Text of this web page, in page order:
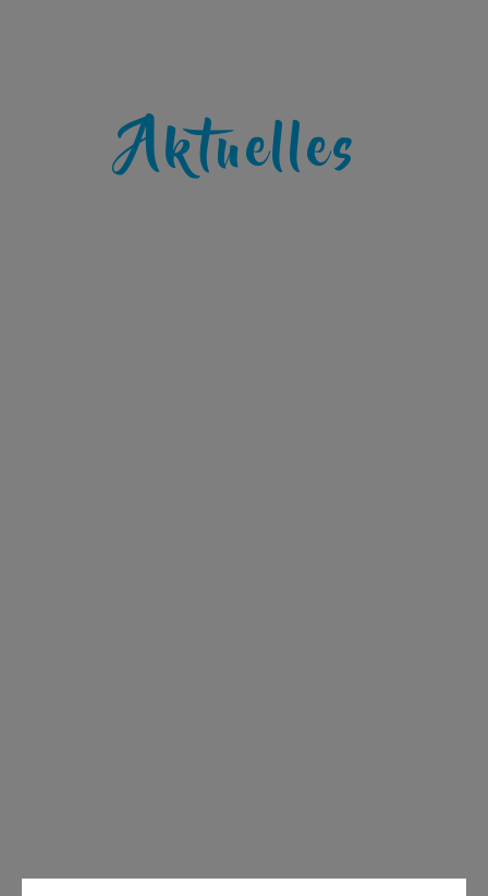
Aktuelles